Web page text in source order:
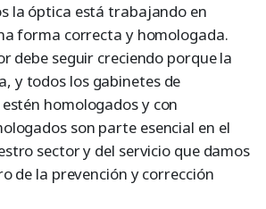
la óptica está trabajando en
forma correcta y homologada.
debe seguir creciendo porque la
y todos los gabinetes de
homologados y con
son parte esencial en el
sector y del servicio que damos
de la prevención y corrección